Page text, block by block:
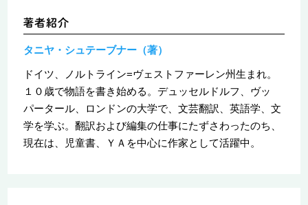
タニヤ・シュテーブナー（著）
ドイツ、ノルトライン=ヴェストファーレン州生まれ。
１０歳で物語を書き始める。デュッセルドルフ、ヴッ
パータール、ロンドンの大学で、文芸翻訳、英語学、文
学を学ぶ。翻訳および編集の仕事にたずさわったのち、
現在は、児童書、ＹＡを中心に作家として活躍中。